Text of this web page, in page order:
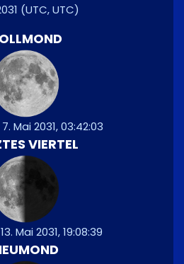
(UTC, UTC)
Mai 2031, 03:42:03
VIERTEL
Mai 2031, 19:08:39